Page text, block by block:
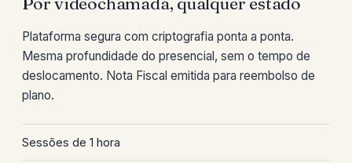
Plataforma segura com criptografia ponta a ponta.
Mesma profundidade do presencial, sem o tempo de
deslocamento. Nota Fiscal emitida para reembolso de
plano.
Sessões de 1 hora